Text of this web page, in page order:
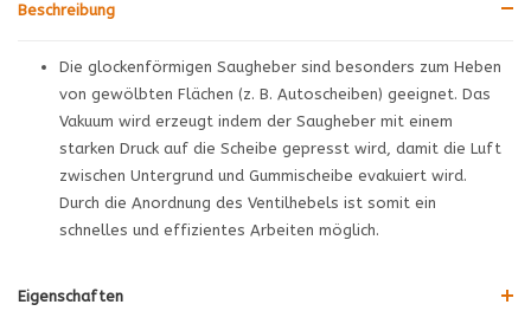
Beschreibung
Die glockenförmigen Saugheber sind besonders zum Heben
von gewölbten Flächen (z. B. Autoscheiben) geeignet. Das
Vakuum wird erzeugt indem der Saugheber mit einem
starken Druck auf die Scheibe gepresst wird, damit die Luft
zwischen Untergrund und Gummischeibe evakuiert wird.
Durch die Anordnung des Ventilhebels ist somit ein
schnelles und effizientes Arbeiten möglich.
Eigenschaften